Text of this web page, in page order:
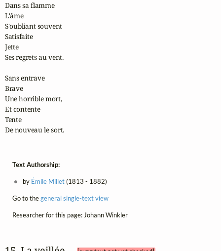
Dans sa flamme
L'âme
S'oubliant souvent
Satisfaite
Jette
Ses regrets au vent.
Sans entrave
Brave
Une horrible mort,
Et contente
Tente
De nouveau le sort.
Text Authorship:
by Émile Millet(1813 - 1882)
Go to thegeneral single-text view
Researcher for this page: Johann Winkler